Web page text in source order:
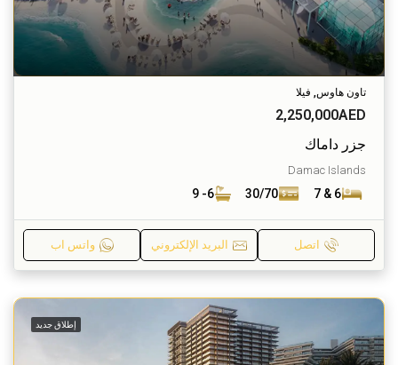
تاون هاوس, فيلا
2,250,000AED
جزر داماك
Damac Islands
6 & 7
30/70
6- 9
اتصل البريد الإلكتروني واتس اب
إطلاق جديد